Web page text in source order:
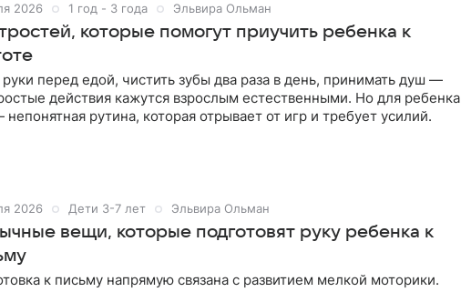
2026 1 год - 3 года Эльвира Ольман
которые помогут приучить ребенка к
перед едой, чистить зубы два раза в день, принимать душ —
действия кажутся взрослым естественными. Но для ребенка
рутина, которая отрывает от игр и требует усилий.
2026 Дети 3-7 лет Эльвира Ольман
вещи, которые подготовят руку ребенка к
к письму напрямую связана с развитием мелкой моторики.